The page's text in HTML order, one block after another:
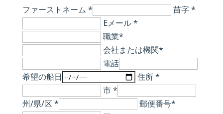
ファーストネーム *
苗字 *
Eメール *
職業*
会社または機関*
電話
希望の船日
住所 *
市 *
州/県/区 *
郵便番号*